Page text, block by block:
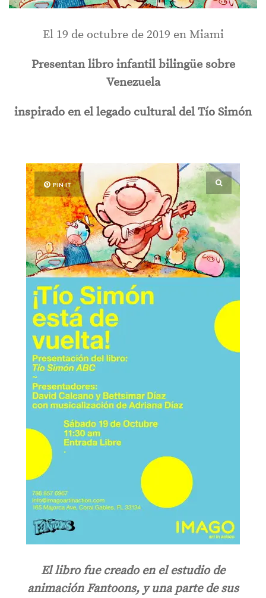
El 19 de octubre de 2019 en Miami
Presentan libro infantil bilingüe sobre
Venezuela
inspirado en el legado cultural del Tío Simón
PIN IT
El libro fue creado en el estudio de
animación Fantoons, y una parte de sus